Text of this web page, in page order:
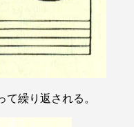
繰り返される。